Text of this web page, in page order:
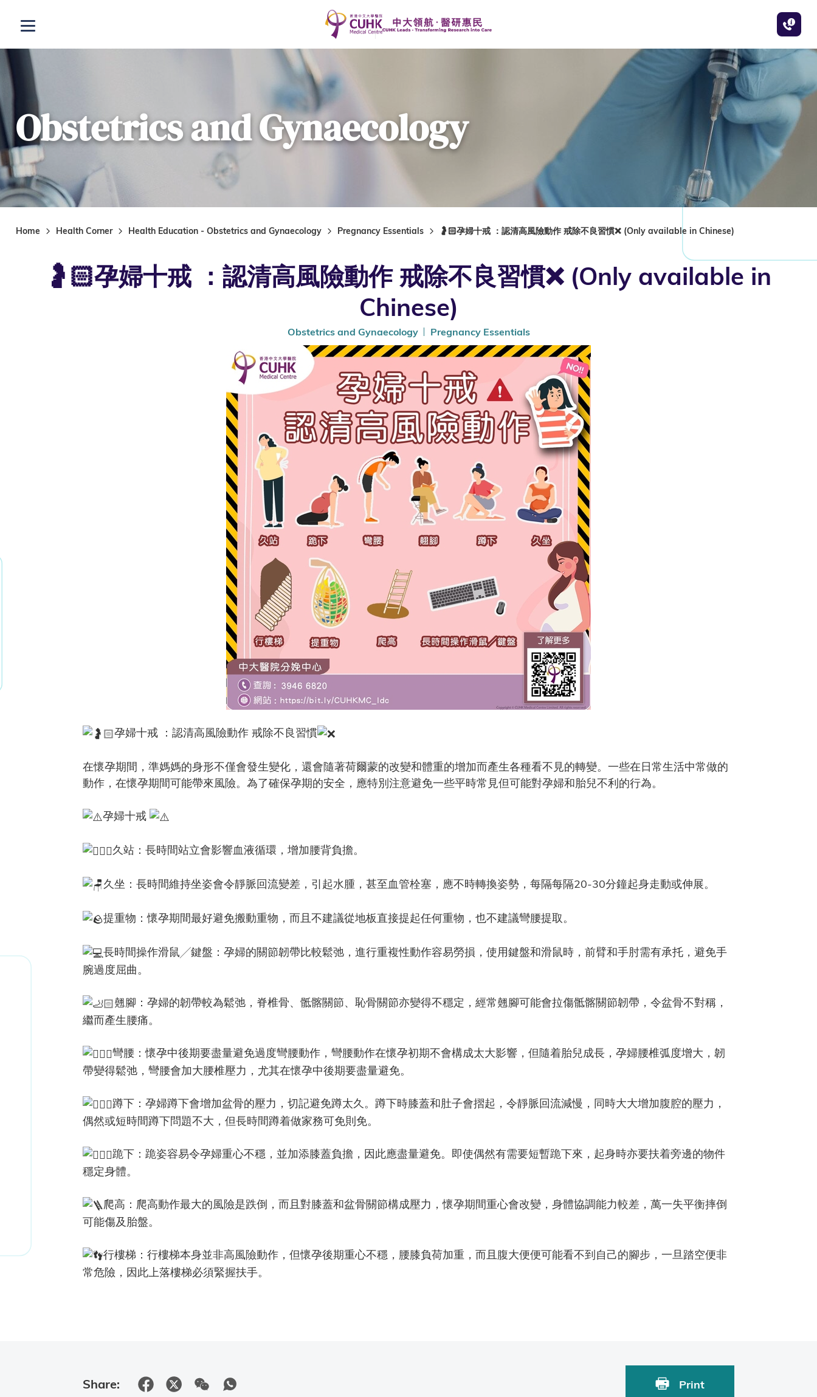
Open menu
Obstetrics and Gynaecology
Home Health Corner Health Education - Obstetrics and Gynaecology Pregnancy Essentials 🤰🏻孕婦十戒 ：認清高風險動作 戒除不良習慣❌ (Only available in Chinese)
🤰🏻孕婦十戒 ：認清高風險動作 戒除不良習慣❌ (Only available in
Chinese)
Obstetrics and Gynaecology Pregnancy Essentials
孕婦十戒 ：認清高風險動作 戒除不良習慣
在懷孕期間，準媽媽的身形不僅會發生變化，還會隨著荷爾蒙的改變和體重的增加而產生各種看不見的轉變。一些在日常生活中常做的
動作，在懷孕期間可能帶來風險。為了確保孕期的安全，應特別注意避免一些平時常見但可能對孕婦和胎兒不利的行為。
孕婦十戒
久站：長時間站立會影響血液循環，增加腰背負擔。
久坐：長時間維持坐姿會令靜脈回流變差，引起水腫，甚至血管栓塞，應不時轉換姿勢，每隔每隔20-30分鐘起身走動或伸展。
提重物：懷孕期間最好避免搬動重物，而且不建議從地板直接提起任何重物，也不建議彎腰提取。
長時間操作滑鼠╱鍵盤：孕婦的關節韌帶比較鬆弛，進行重複性動作容易勞損，使用鍵盤和滑鼠時，前臂和手肘需有承托，避免手
腕過度屈曲。
翹腳：孕婦的韌帶較為鬆弛，脊椎骨、骶髂關節、恥骨關節亦變得不穩定，經常翹腳可能會拉傷骶髂關節韌帶，令盆骨不對稱，
繼而產生腰痛。
彎腰：懷孕中後期要盡量避免過度彎腰動作，彎腰動作在懷孕初期不會構成太大影響，但隨着胎兒成長，孕婦腰椎弧度增大，韌
帶變得鬆弛，彎腰會加大腰椎壓力，尤其在懷孕中後期要盡量避免。
蹲下：孕婦蹲下會增加盆骨的壓力，切記避免蹲太久。蹲下時膝蓋和肚子會摺起，令靜脈回流減慢，同時大大增加腹腔的壓力，
偶然或短時間蹲下問題不大，但長時間蹲着做家務可免則免。
跪下：跪姿容易令孕婦重心不穩，並加添膝蓋負擔，因此應盡量避免。即使偶然有需要短暫跪下來，起身時亦要扶着旁邊的物件
穩定身體。
爬高：爬高動作最大的風險是跌倒，而且對膝蓋和盆骨關節構成壓力，懷孕期間重心會改變，身體協調能力較差，萬一失平衡摔倒
可能傷及胎盤。
行樓梯：行樓梯本身並非高風險動作，但懷孕後期重心不穩，腰膝負荷加重，而且腹大便便可能看不到自己的腳步，一旦踏空便非
常危險，因此上落樓梯必須緊握扶手。
Share: Print